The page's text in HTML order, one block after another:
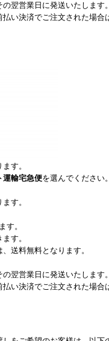
翌営業日に発送いたします
い決済でご注文された場合
す。
運輸宅急便を選んでください。
す。
す。
す。
送料無料となります。
翌営業日に発送いたします
い決済でご注文された場合